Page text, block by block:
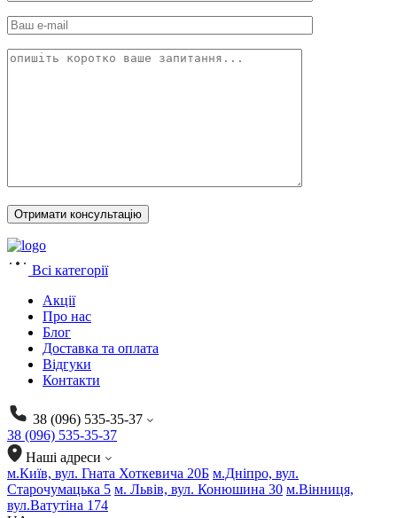
Всі категорії
Акції
Про нас
Блог
Доставка та оплата
Відгуки
Контакти
38 (096) 535-35-37
38 (096) 535-35-37
Наші адреси
м.Київ, вул. Гната Хоткевича 20Б м.Дніпро, вул.
Старочумацька 5 м. Львів, вул. Конюшина 30 м.Вінниця,
вул.Ватутіна 174